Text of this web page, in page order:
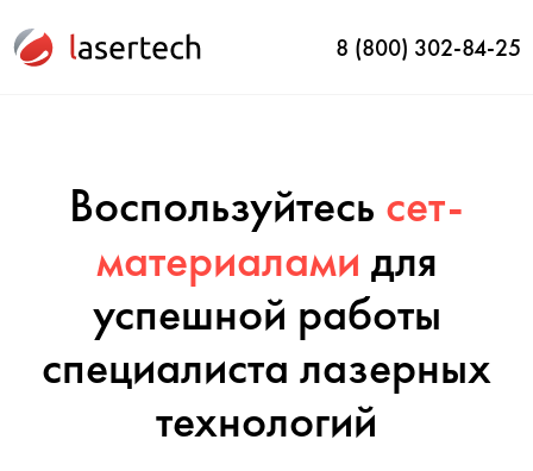
8 (800) 302-84-25
Воспользуйтесь сет-
материалами для
успешной работы
специалиста лазерных
технологий